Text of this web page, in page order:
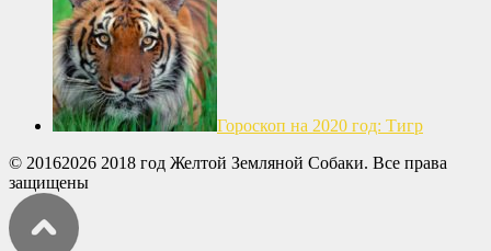
Гороскоп на 2020 год: Тигр
© 20162026 2018 год Желтой Земляной Собаки. Все права
защищены